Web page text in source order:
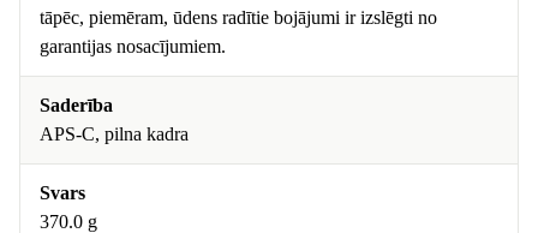
tāpēc, piemēram, ūdens radītie bojājumi ir izslēgti no
garantijas nosacījumiem.
Saderība
APS-C, pilna kadra
Svars
370.0 g